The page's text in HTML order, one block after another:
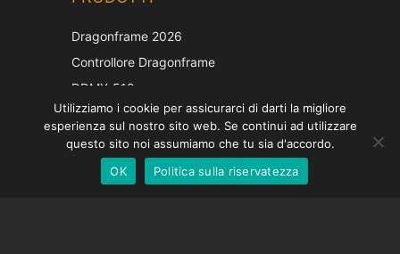
Dragonframe 2026
Controllore Dragonframe
DDMX-512
DMC-32
Cappuccio di correzione EOS LV
Utilizziamo i cookie per assicurarci di darti la migliore
esperienza sul nostro sito web. Se continui ad utilizzare
questo sito noi assumiamo che tu sia d'accordo.
OK
Politica sulla riservatezza
Italian
English
German